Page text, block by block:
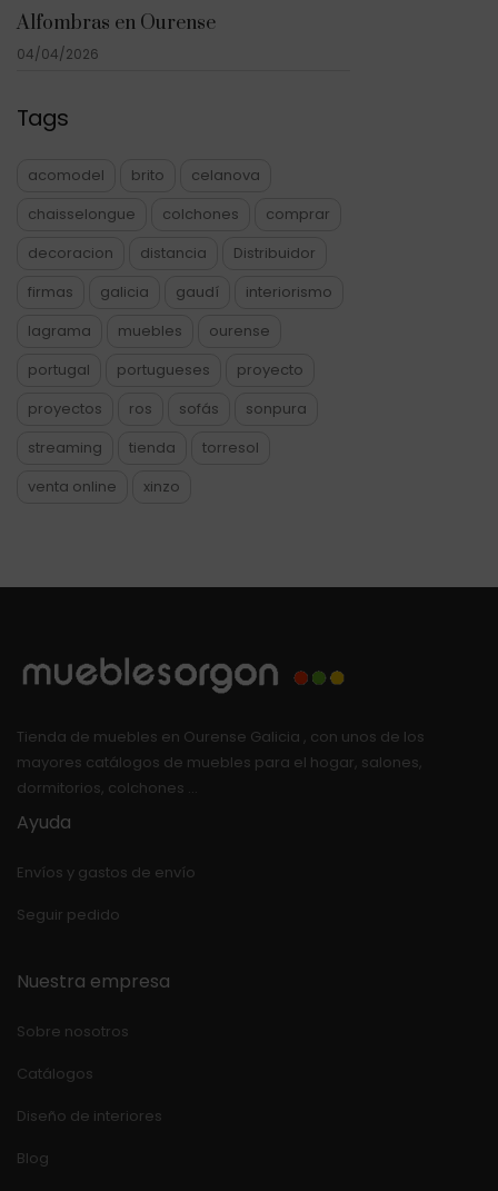
Alfombras en Ourense
04/04/2026
Tags
acomodel brito
celanova
chaisselongue
colchones
comprar
decoracion
distancia
Distribuidor
firmas
galicia gaudí
interiorismo
lagrama
muebles
ourense
portugal
portugueses
proyecto
proyectos
ros sofás
sonpura
streaming
tienda
torresol
venta online
xinzo
Tienda de muebles en Ourense Galicia , con unos de los
mayores catálogos de muebles para el hogar, salones,
dormitorios, colchones …
Ayuda
Envíos y gastos de envío
Seguir pedido
Nuestra empresa
Sobre nosotros
Catálogos
Diseño de interiores
Blog